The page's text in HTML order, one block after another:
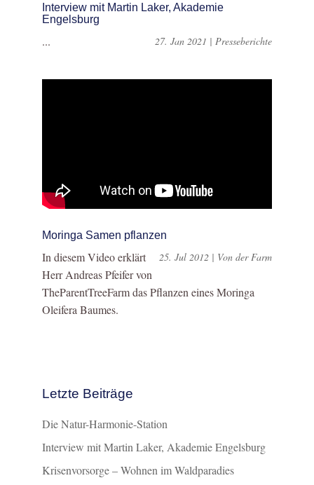
Interview mit Martin Laker, Akademie
Engelsburg
27. Jan 2021 | Presseberichte
...
Moringa Samen pflanzen
25. Jul 2012 | Von der Farm
In diesem Video erklärt
Herr Andreas Pfeifer von
TheParentTreeFarm das Pflanzen eines Moringa
Oleifera Baumes.
Letzte Beiträge
Die Natur-Harmonie-Station
Interview mit Martin Laker, Akademie Engelsburg
Krisenvorsorge – Wohnen im Waldparadies